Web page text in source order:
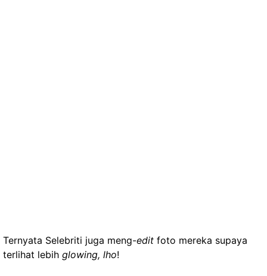
Ternyata Selebriti juga meng-edit foto mereka supaya
terlihat lebih glowing, lho!